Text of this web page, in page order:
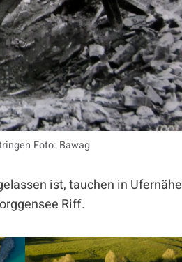
Foto: Bawag
ist, tauchen in Ufernähe
Riff.